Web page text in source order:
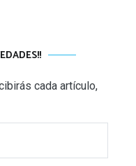
cada artículo,